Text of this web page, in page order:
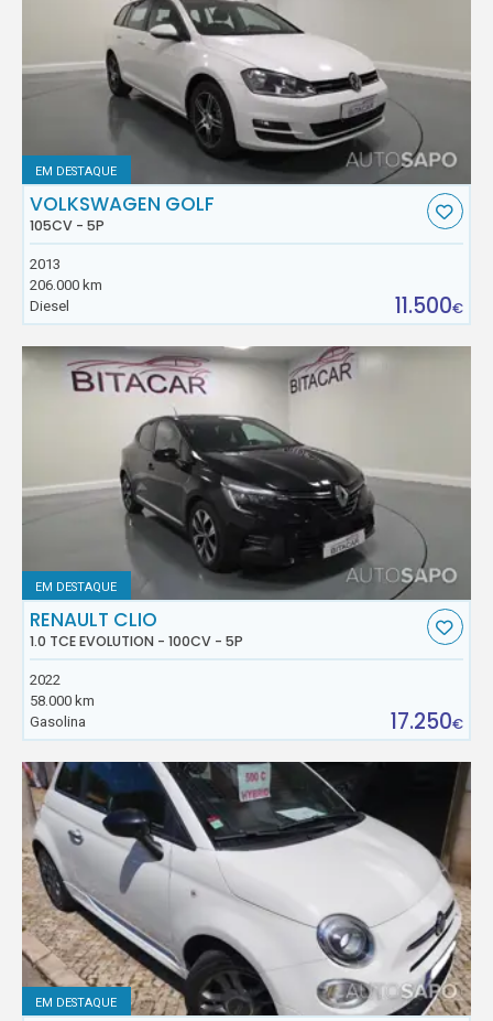
EM DESTAQUE
VOLKSWAGEN GOLF
105CV - 5P
2013
206.000 km
Diesel
11.500€
EM DESTAQUE
RENAULT CLIO
1.0 TCE EVOLUTION - 100CV - 5P
2022
58.000 km
Gasolina
17.250€
EM DESTAQUE